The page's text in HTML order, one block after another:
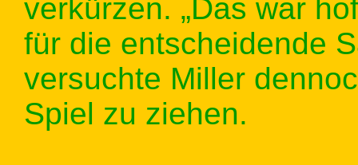
verkürzen. „Das war
für die entscheidende
versuchte Miller
Spiel zu ziehen.